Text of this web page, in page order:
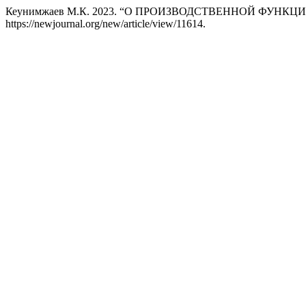
Кеунимжаев М.К. 2023. “О ПРОИЗВОДСТВЕННОЙ
https://newjournal.org/new/article/view/11614.